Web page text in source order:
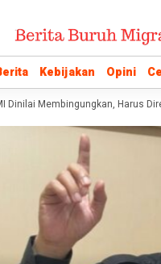
Kebijakan Opini
Kebijakan Opini
Membingungkan, Harus